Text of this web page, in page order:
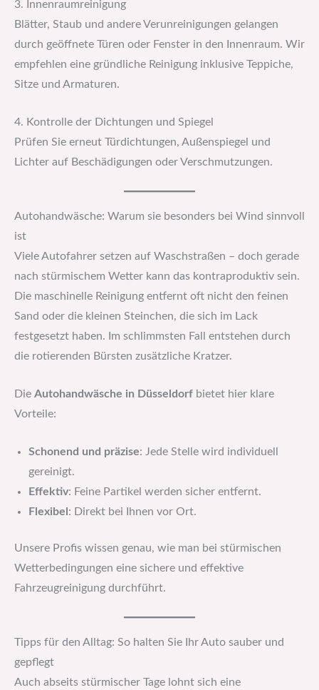
3. Innenraumreinigung
Blätter, Staub und andere Verunreinigungen gelangen
durch geöffnete Türen oder Fenster in den Innenraum. Wir
empfehlen eine gründliche Reinigung inklusive Teppiche,
Sitze und Armaturen.
4. Kontrolle der Dichtungen und Spiegel
Prüfen Sie erneut Türdichtungen, Außenspiegel und
Lichter auf Beschädigungen oder Verschmutzungen.
Autohandwäsche: Warum sie besonders bei Wind sinnvoll
ist
Viele Autofahrer setzen auf Waschstraßen – doch gerade
nach stürmischem Wetter kann das kontraproduktiv sein.
Die maschinelle Reinigung entfernt oft nicht den feinen
Sand oder die kleinen Steinchen, die sich im Lack
festgesetzt haben. Im schlimmsten Fall entstehen durch
die rotierenden Bürsten zusätzliche Kratzer.
Die Autohandwäsche in Düsseldorf bietet hier klare
Vorteile:
Schonend und präzise: Jede Stelle wird individuell
gereinigt.
Effektiv: Feine Partikel werden sicher entfernt.
Flexibel : Direkt bei Ihnen vor Ort.
Unsere Profis wissen genau, wie man bei stürmischen
Wetterbedingungen eine sichere und effektive
Fahrzeugreinigung durchführt.
Tipps für den Alltag: So halten Sie Ihr Auto sauber und
gepflegt
Auch abseits stürmischer Tage lohnt sich eine